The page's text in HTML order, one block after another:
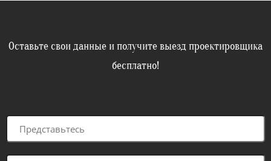
Оставьте свои данные и получите выезд проектировщика
бесплатно!